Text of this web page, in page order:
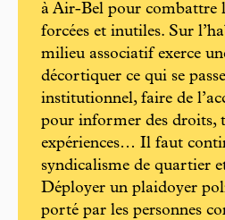
à Air-Bel pour combattre
forcées et inutiles. Sur
milieu associatif exerce
décortiquer ce qui se
institutionnel, faire de
pour informer des droits,
expériences… Il faut
syndicalisme de quartier
Déployer un plaidoyer
porté par les personnes